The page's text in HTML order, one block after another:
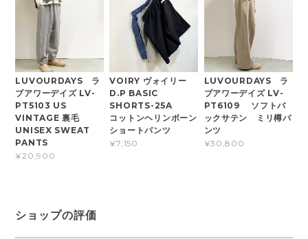
LUVOURDAYS ラ
ブアワーデイズ LV-
PT5103 US
VINTAGE 裏毛
UNISEX SWEAT
PANTS
¥20,900
VOIRY ヴォイリー
D.P BASIC
SHORTS-25A
コットンヘリンボーン
ショートパンツ
¥7,150
LUVOURDAYS ラ
ブアワーデイズ LV-
PT6109 ソフトバ
ックサテン ミリ樽パ
ンツ
¥30,800
ショップの評価